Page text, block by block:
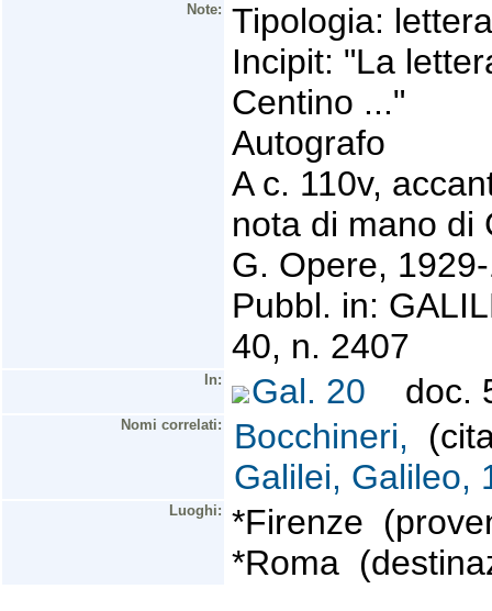
Note:
Tipologia: lettera
Incipit: "La
Centino ..."
Autografo
A c. 110v,
nota di mano di
G. Opere,
Pubbl. in:
40, n. 2407
In: Gal. 20 doc.
Nomi correlati: Bocchineri,
Galilei, Galileo,
Luoghi:
*Firenze
*Roma